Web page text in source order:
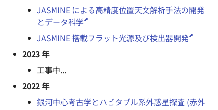
JASMINE による高精度位置天文解析手法の開発
とデータ科学
JASMINE 搭載フラット光源及び検出器開発
2023 年
工事中...
2022 年
銀河中心考古学とハビタブル系外惑星探査 (赤外